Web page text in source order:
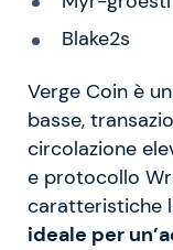
Blake2s
Verge Coin è
basse,
circolazione
e protocollo
caratteristiche
ideale per